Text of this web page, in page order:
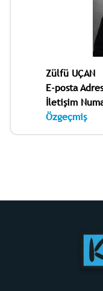
Zülfü UÇAN
E-posta
İletişim
Özgeçmiş